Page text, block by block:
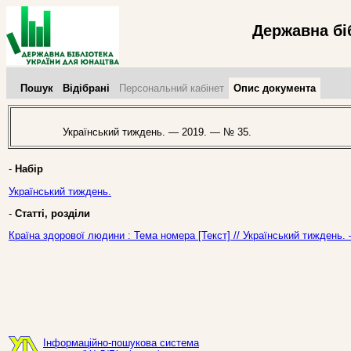
Державна
Пошук Відібрані Персональний кабінет Опис документа
Український тиждень. — 2019. — № 35.
- Набір
Український тиждень.
- Статті, розділи
Країна здорової людини : Тема номера [Текст] // Український
Інформаційно-пошукова система